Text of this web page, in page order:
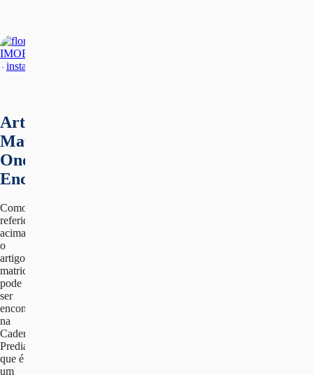
Artigo
Matricial:
Onde
Encontrar?
Como
referido
acima,
o
artigo
matricial
pode
ser
encontrado
na
Caderneta
Predial,
que é
um